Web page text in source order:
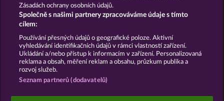
Podmínky Prohlášení o ochraně údajů
Kontakt
Podat Žádost o Odstoupení
Zásadách ochrany osobních údajů.
Společně s našimi partnery zpracováváme údaje s tímto
cílem:
Používání přesných údajů o geografické poloze. Aktivní
vyhledávání identifikačních údajů v rámci vlastností zařízení.
Ukládání a/nebo přístup k informacím v zařízení. Personalizovaná
reklama a obsah, měření reklam a obsahu, průzkum publika a
rozvoj služeb.
Seznam partnerů (dodavatelů)